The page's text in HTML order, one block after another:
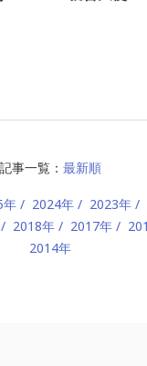
記事一覧： 最新順
年 2024年 2023年
2018年 2017年
2014年